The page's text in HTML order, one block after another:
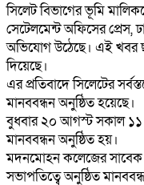
‎সিলেট বিভাগের ভূমি
সেটেলমেন্ট অফিসের প্রেস,
অভিযোগ উঠেছে। এই খবর
দিয়েছে।
‎এর প্রতিবাদে সিলেটের
মানববন্ধন অনুষ্ঠিত হয়েছে।
‎বুধবার ২০ আগস্ট সকাল ১১
মানববন্ধন অনুষ্ঠিত হয়।
মদনমোহন কলেজের সাবেক
সভাপতিত্বে অনুষ্ঠিত